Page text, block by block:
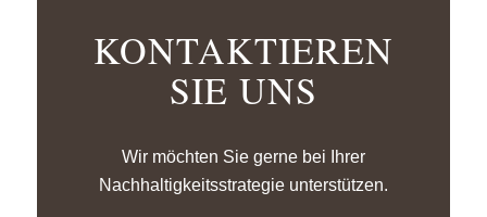
KONTAKTIEREN
SIE UNS
Wir möchten Sie gerne bei Ihrer
Nachhaltigkeitsstrategie unterstützen.